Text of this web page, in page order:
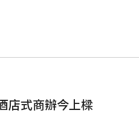
店式商辦今上樑